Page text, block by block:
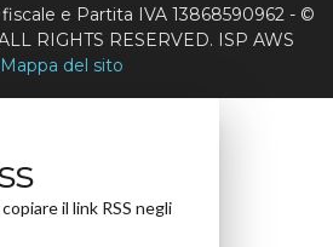
e Partita IVA 13868590962 - ©
RIGHTS RESERVED. ISP AWS
Mappa del sito
il link RSS negli